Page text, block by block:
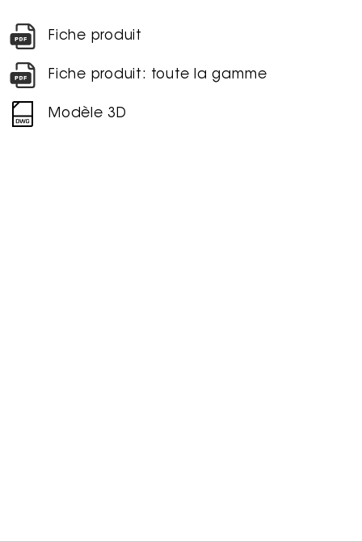
Fiche produit
Fiche produit: toute la gamme
Modèle 3D